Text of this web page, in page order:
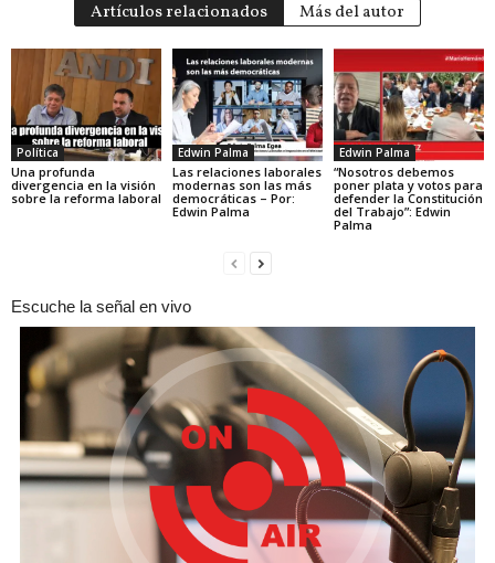
Artículos relacionados Más del autor
Política
Una profunda
divergencia en la visión
sobre la reforma laboral
Edwin Palma
Las relaciones laborales
modernas son las más
democráticas – Por:
Edwin Palma
Edwin Palma
“Nosotros debemos
poner plata y votos para
defender la Constitución
del Trabajo”: Edwin
Palma
Escuche la señal en vivo